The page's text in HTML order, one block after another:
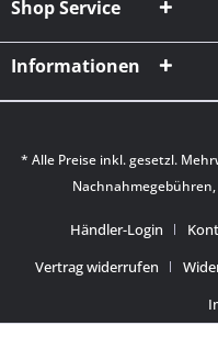
Shop Service
Informationen
* Alle Preise inkl. gesetzl.
Händler-Login
Vertrag widerrufen